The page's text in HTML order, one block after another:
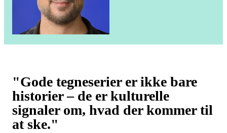
"Gode tegneserier er ikke bare
historier – de er kulturelle
signaler om, hvad der kommer til
at ske."